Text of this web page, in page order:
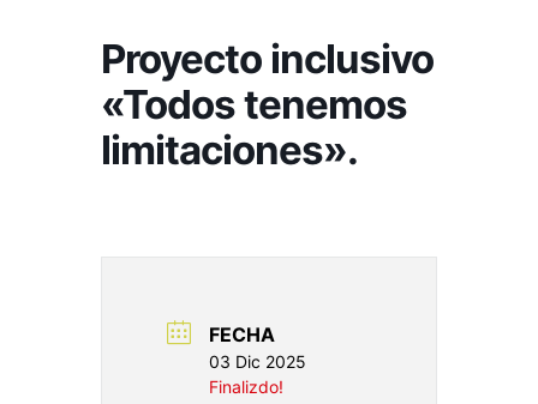
Proyecto inclusivo
«Todos tenemos
limitaciones».
FECHA
03 Dic 2025
Finalizdo!